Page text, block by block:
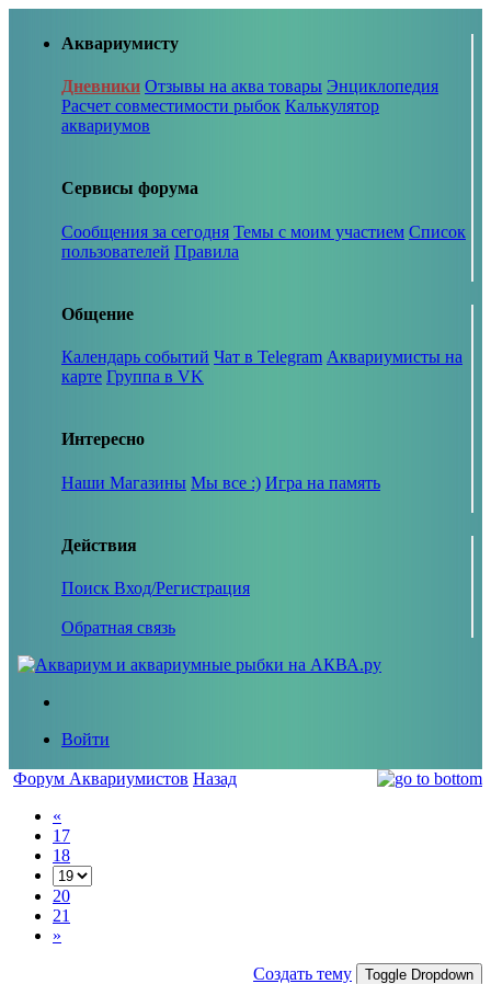
Аквариумисту
Дневники Отзывы на аква товары Энциклопедия
Расчет совместимости рыбок Калькулятор
аквариумов
Сервисы форума
Сообщения за сегодня Темы с моим участием Список
пользователей Правила
Общение
Календарь событий Чат в Telegram Аквариумисты на
карте Группа в VK
Интересно
Наши Магазины Мы все :) Игра на память
Действия
Поиск Вход/Регистрация
Обратная связь
Войти
Форум Аквариумистов Назад
«
17
18
20
21
»
Создать тему Toggle Dropdown